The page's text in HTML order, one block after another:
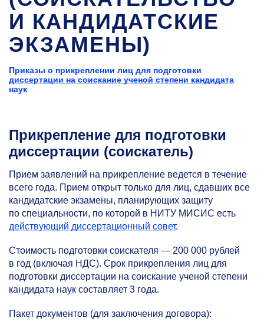
И КАНДИДАТСКИЕ
ЭКЗАМЕНЫ)
Приказы о прикреплении лиц для подготовки
диссертации на соискание ученой степени кандидата
наук
Прикрепление для подготовки
диссертации (соискатель)
Прием заявлений на прикрепление ведется в течение
всего года. Прием открыт только для лиц, сдавших все
кандидатские экзамены, планирующих защиту
по специальности, по которой в НИТУ МИСИС есть
действующий диссертационный совет.
Стоимость подготовки соискателя — 200 000 рублей
в год (включая НДС). Срок прикрепления лиц для
подготовки диссертации на соискание ученой степени
кандидата наук составляет 3 года.
Пакет документов (для заключения договора):